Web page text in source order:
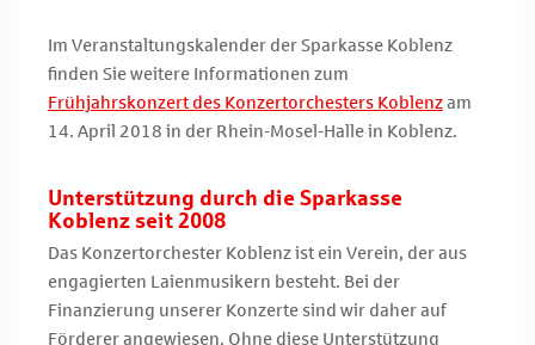
Im Veranstaltungskalender der Sparkasse Koblenz
finden Sie weitere Informationen zum
Frühjahrskonzert des Konzertorchesters Koblenzam
14. April 2018 in der Rhein-Mosel-Halle in Koblenz.
Unterstützung durch die Sparkasse
Koblenz seit 2008
Das Konzertorchester Koblenz ist ein Verein, der aus
engagierten Laienmusikern besteht. Bei der
Finanzierung unserer Konzerte sind wir daher auf
Förderer angewiesen. Ohne diese Unterstützung